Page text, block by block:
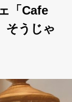
「Cafe
そうじゃ